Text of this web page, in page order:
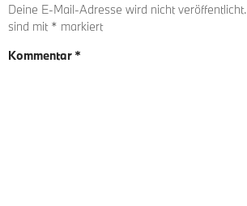
Deine E-Mail-Adresse wird nicht veröffentlicht.
sind mit * markiert
Kommentar *